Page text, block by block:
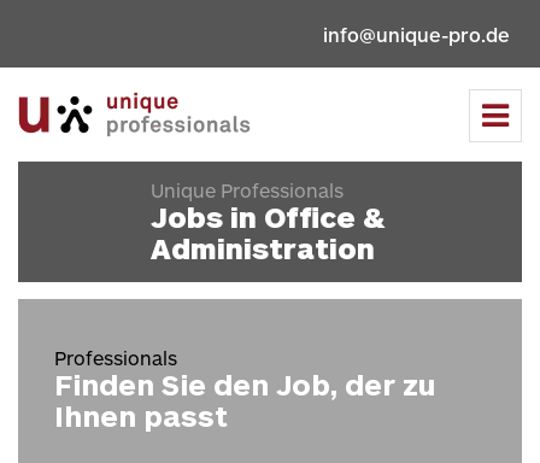
info@unique-pro.de
Unique Professionals
Jobs in Office &
Administration
Professionals
Finden Sie den Job, der zu
Ihnen passt